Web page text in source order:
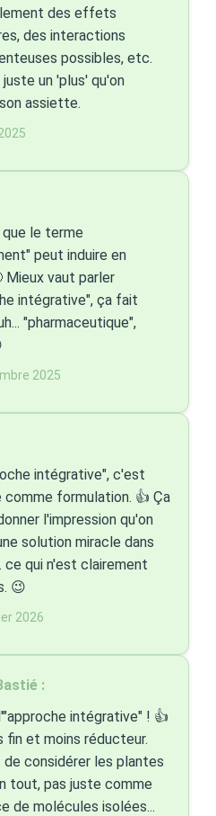
des effets
des interactions
possibles, etc.
un 'plus' qu'on
assiette.
le terme
peut induire en
Mieux vaut parler
intégrative", ça fait
"pharmaceutique",
2025
intégrative", c'est
comme formulation. 👍 Ça
l'impression qu'on
solution miracle dans
ce qui n'est clairement
😉
2026
:
intégrative" ! 👍
fin et moins réducteur.
de considérer les plantes
tout, pas juste comme
de molécules isolées...